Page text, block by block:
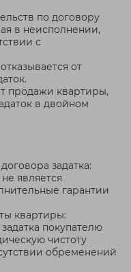
по договору
в неисполнении,
с
от
продажи квартиры,
в двойном
задатка:
является
гарантии
квартиры:
покупателю
чистоту
обременений